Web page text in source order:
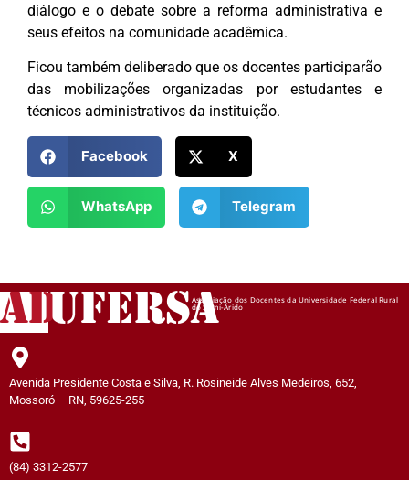
diálogo e o debate sobre a reforma administrativa e
seus efeitos na comunidade acadêmica.
Ficou também deliberado que os docentes participarão
das mobilizações organizadas por estudantes e
técnicos administrativos da instituição.
Facebook X
WhatsApp Telegram
ADUFERSAAssociação dos Docentes da Universidade Federal Rural
do Semi-Árido
Avenida Presidente Costa e Silva, R. Rosineide Alves Medeiros, 652,
Mossoró – RN, 59625-255
(84) 3312-2577